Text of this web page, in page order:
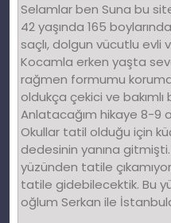
Selamlar ben Suna bu
42 yaşında 165
saçlı, dolgun vücutlu evli
Kocamla erken yaşta
rağmen formumu
oldukça çekici ve bakımlı
Anlatacağım hikaye 8-9
Okullar tatil olduğu için
dedesinin yanına
yüzünden tatile
tatile gidebilecektik. Bu
oğlum Serkan ile